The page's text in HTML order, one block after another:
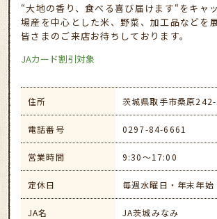
“大地の香り、食べる喜び届けます“をキャ
場産を中心とした米、野菜、加工品などを
皆さまのご来店お待ちしております。
JAカード割引対象
住所 茨城県取手市桑原242-
電話番号 0297-84-6661
営業時間 9:30～17:00
定休日 毎週水曜日・年末年始
JA名 JA茨城みなみ